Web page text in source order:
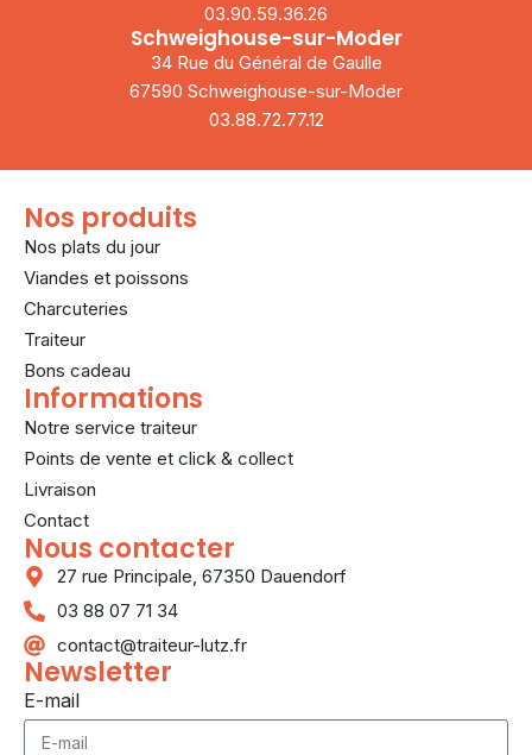
03.90.59.36.26
Schweighouse-sur-Moder
34 Rue du Général de Gaulle
67590 Schweighouse-sur-Moder
03.88.72.77.12
Nos produits
Nos plats du jour
Viandes et poissons
Charcuteries
Traiteur
Bons cadeau
Informations
Notre service traiteur
Points de vente et click & collect
Livraison
Contact
Nous contacter
27 rue Principale, 67350 Dauendorf
03 88 07 71 34
contact@traiteur-lutz.fr
Newsletter
E-mail